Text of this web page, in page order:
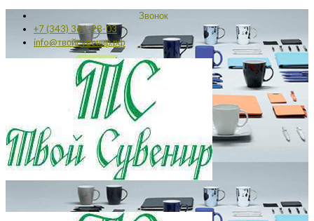
Звонок
+7 (343) 361-28-03
info@твойсувенир.рф